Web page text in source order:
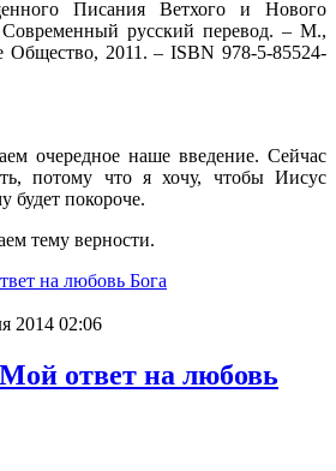
Писания Ветхого и Нового
Современный русский перевод. – М.,
Общество, 2011. – ISBN 978-5-85524-
очередное наше введение. Сейчас
потому что я хочу, чтобы Иисус
будет покороче.
тему верности.
на любовь Бога
2014 02:06
ответ на любовь